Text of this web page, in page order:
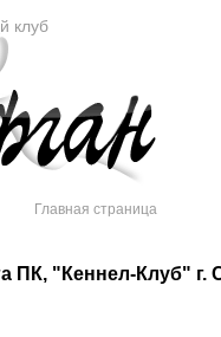
клуб
Главная страница
ПК, "Кеннел-Клуб" г.